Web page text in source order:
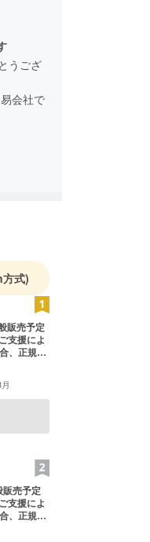
うござ
会社で
お客
式)
販売予定
支援によ
、正規販
下がる可
ン・仕
ざいま
注文状
製造工程
販売予定
支援によ
、正規販
下がる可